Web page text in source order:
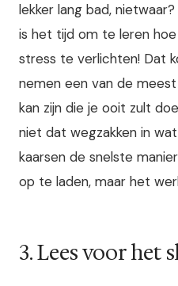
lekker lang bad,
is het tijd om te leren
stress te verlichten! Dat
nemen een van de
kan zijn die je ooit zult
niet dat wegzakken in
kaarsen de snelste
op te laden, maar het
3. Lees voor het